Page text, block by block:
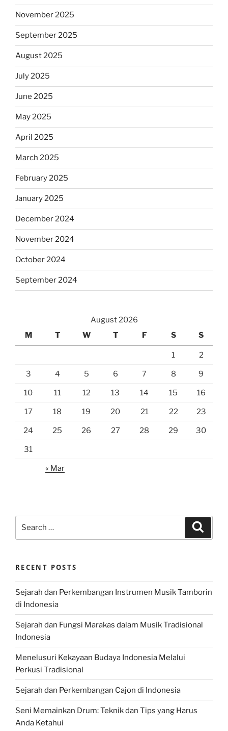
November 2025
September 2025
August 2025
July 2025
June 2025
May 2025
April 2025
March 2025
February 2025
January 2025
December 2024
November 2024
October 2024
September 2024
August 2026
M
T W T F S S
1 2
3 4 5 6 7 8 9
10 11 12 13 14 15 16
17 18 19 20 21 22 23
24 25 26 27 28 29 30
31
« Mar
RECENT POSTS
Sejarah dan Perkembangan Instrumen Musik Tamborin
di Indonesia
Sejarah dan Fungsi Marakas dalam Musik Tradisional
Indonesia
Menelusuri Kekayaan Budaya Indonesia Melalui
Perkusi Tradisional
Sejarah dan Perkembangan Cajon di Indonesia
Seni Memainkan Drum: Teknik dan Tips yang Harus
Anda Ketahui